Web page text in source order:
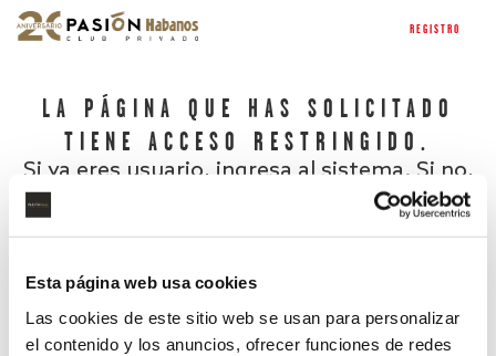
Esta página web usa cookies
Las cookies de este sitio web se usan para personalizar
el contenido y los anuncios, ofrecer funciones de redes
REGISTRO
LA PÁGINA QUE HAS SOLICITADO
TIENE ACCESO RESTRINGIDO.
Si ya eres usuario, ingresa al sistema. Si no,